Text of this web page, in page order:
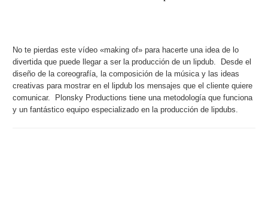
No te pierdas este vídeo «making of» para hacerte una idea de lo
divertida que puede llegar a ser la producción de un lipdub. Desde el
diseño de la coreografía, la composición de la música y las ideas
creativas para mostrar en el lipdub los mensajes que el cliente quiere
comunicar. Plonsky Productions tiene una metodología que funciona
y un fantástico equipo especializado en la producción de lipdubs.